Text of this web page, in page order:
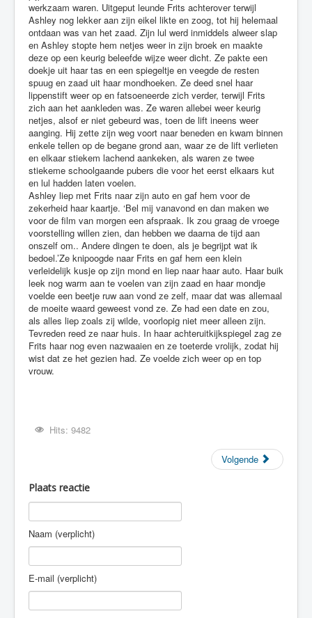
werkzaam waren. Uitgeput leunde Frits achterover terwijl
Ashley nog lekker aan zijn eikel likte en zoog, tot hij helemaal
ontdaan was van het zaad. Zijn lul werd inmiddels alweer slap
en Ashley stopte hem netjes weer in zijn broek en maakte
deze op een keurig beleefde wijze weer dicht. Ze pakte een
doekje uit haar tas en een spiegeltje en veegde de resten
spuug en zaad uit haar mondhoeken. Ze deed snel haar
lippenstift weer op en fatsoeneerde zich verder, terwijl Frits
zich aan het aankleden was. Ze waren allebei weer keurig
netjes, alsof er niet gebeurd was, toen de lift ineens weer
aanging. Hij zette zijn weg voort naar beneden en kwam binnen
enkele tellen op de begane grond aan, waar ze de lift verlieten
en elkaar stiekem lachend aankeken, als waren ze twee
stiekeme schoolgaande pubers die voor het eerst elkaars kut
en lul hadden laten voelen.
Ashley liep met Frits naar zijn auto en gaf hem voor de
zekerheid haar kaartje. ‘Bel mij vanavond en dan maken we
voor de film van morgen een afspraak. Ik zou graag de vroege
voorstelling willen zien, dan hebben we daarna de tijd aan
onszelf om.. Andere dingen te doen, als je begrijpt wat ik
bedoel.’Ze knipoogde naar Frits en gaf hem een klein
verleidelijk kusje op zijn mond en liep naar haar auto. Haar buik
leek nog warm aan te voelen van zijn zaad en haar mondje
voelde een beetje ruw aan vond ze zelf, maar dat was allemaal
de moeite waard geweest vond ze. Ze had een date en zou,
als alles liep zoals zij wilde, voorlopig niet meer alleen zijn.
Tevreden reed ze naar huis. In haar achteruitkijkspiegel zag ze
Frits haar nog even nazwaaien en ze toeterde vrolijk, zodat hij
wist dat ze het gezien had. Ze voelde zich weer op en top
vrouw.
Hits: 9482
Volgende
Plaats reactie
Naam (verplicht)
E-mail (verplicht)